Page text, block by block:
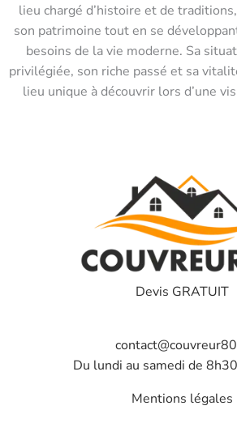
lieu chargé d’histoire et de
son patrimoine tout en se
besoins de la vie moderne. Sa
privilégiée, son riche passé et sa
lieu unique à découvrir lors d’une
Devis GRATUIT
Du lundi au samedi de
Mentions légales